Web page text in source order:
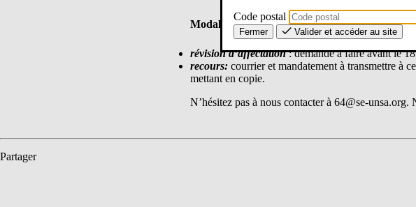
Modalités pour les démarches:
révision d’affectation: demande à faire avant le
recours: courrier et mandatement à transmettre à
mettant en copie.
N’hésitez pas à nous contacter à 64@se-
Partager
Code postal
Fermer Valider et accéder au site